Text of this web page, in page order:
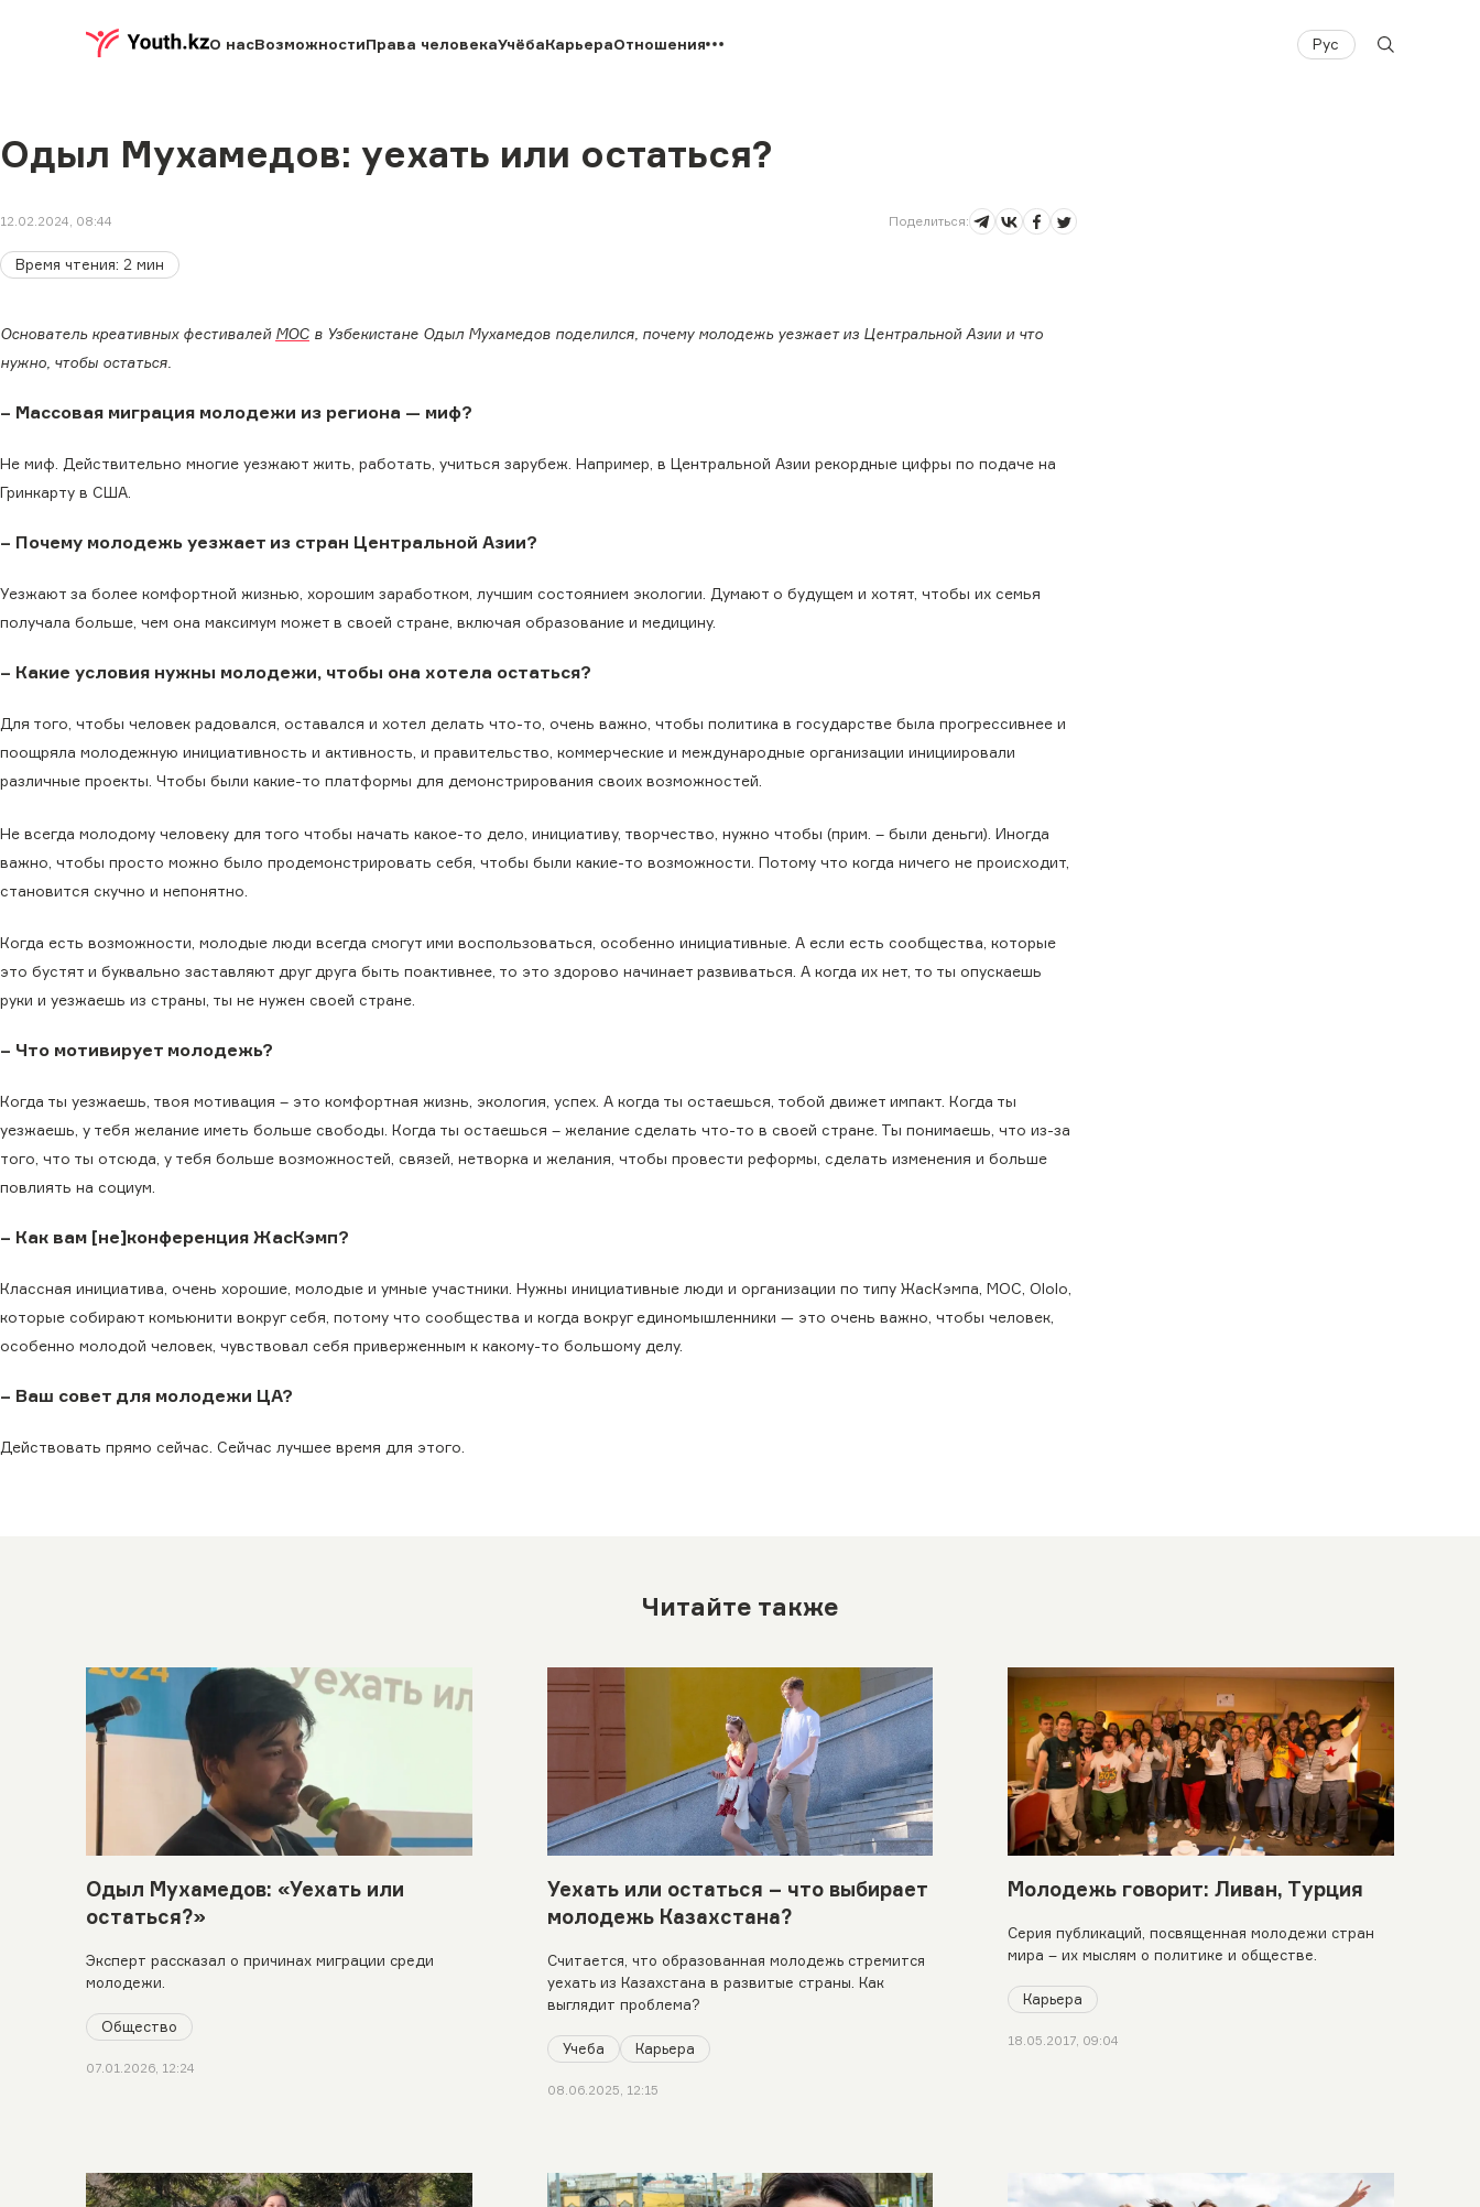
О насВозможностиПрава человекаУчёбаКарьераОтношения Рус
Одыл Мухамедов: уехать или остаться?
12.02.2024, 08:44 Поделиться:
Время чтения: 2 мин
Основатель креативных фестивалей МОС в Узбекистане Одыл Мухамедов поделился, почему молодежь уезжает из Центральной Азии и что
нужно, чтобы остаться.
– Массовая миграция молодежи из региона — миф?
Не миф. Действительно многие уезжают жить, работать, учиться зарубеж. Например, в Центральной Азии рекордные цифры по подаче на
Гринкарту в США.
– Почему молодежь уезжает из стран Центральной Азии?
Уезжают за более комфортной жизнью, хорошим заработком, лучшим состоянием экологии. Думают о будущем и хотят, чтобы их семья
получала больше, чем она максимум может в своей стране, включая образование и медицину.
– Какие условия нужны молодежи, чтобы она хотела остаться?
Для того, чтобы человек радовался, оставался и хотел делать что-то, очень важно, чтобы политика в государстве была прогрессивнее и
поощряла молодежную инициативность и активность, и правительство, коммерческие и международные организации инициировали
различные проекты. Чтобы были какие-то платформы для демонстрирования своих возможностей.
Не всегда молодому человеку для того чтобы начать какое-то дело, инициативу, творчество, нужно чтобы (прим. – были деньги). Иногда
важно, чтобы просто можно было продемонстрировать себя, чтобы были какие-то возможности. Потому что когда ничего не происходит,
становится скучно и непонятно.
Когда есть возможности, молодые люди всегда смогут ими воспользоваться, особенно инициативные. А если есть сообщества, которые
это бустят и буквально заставляют друг друга быть поактивнее, то это здорово начинает развиваться. А когда их нет, то ты опускаешь
руки и уезжаешь из страны, ты не нужен своей стране.
– Что мотивирует молодежь?
Когда ты уезжаешь, твоя мотивация – это комфортная жизнь, экология, успех. А когда ты остаешься, тобой движет импакт. Когда ты
уезжаешь, у тебя желание иметь больше свободы. Когда ты остаешься – желание сделать что-то в своей стране. Ты понимаешь, что из-за
того, что ты отсюда, у тебя больше возможностей, связей, нетворка и желания, чтобы провести реформы, сделать изменения и больше
повлиять на социум.
– Как вам [не]конференция ЖасКэмп?
Классная инициатива, очень хорошие, молодые и умные участники. Нужны инициативные люди и организации по типу ЖасКэмпа, МОС, Ololo,
которые собирают комьюнити вокруг себя, потому что сообщества и когда вокруг единомышленники — это очень важно, чтобы человек,
особенно молодой человек, чувствовал себя приверженным к какому-то большому делу.
– Ваш совет для молодежи ЦА?
Действовать прямо сейчас. Сейчас лучшее время для этого.
Читайте также
Одыл Мухамедов: «Уехать или
остаться?»
Эксперт рассказал о причинах миграции среди
молодежи.
Общество
07.01.2026, 12:24
Уехать или остаться – что выбирает
молодежь Казахстана?
Считается, что образованная молодежь стремится
уехать из Казахстана в развитые страны. Как
выглядит проблема?
Учеба Карьера
08.06.2025, 12:15
Молодежь говорит: Ливан, Турция
Серия публикаций, посвященная молодежи стран
мира – их мыслям о политике и обществе.
Карьера
18.05.2017, 09:04